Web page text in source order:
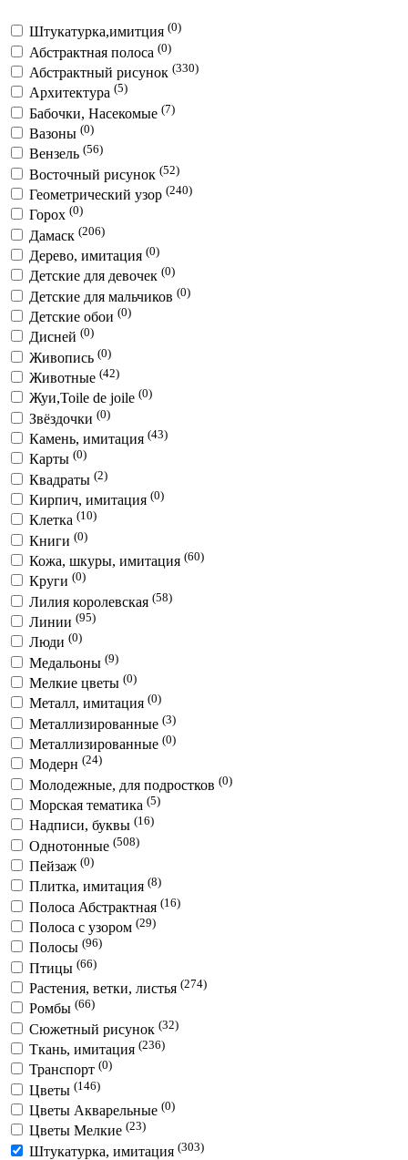
Штукатурка,имитция (0)
Абстрактная полоса (0)
Абстрактный рисунок (330)
Архитектура (5)
Бабочки, Насекомые (7)
Вазоны (0)
Вензель (56)
Восточный рисунок (52)
Геометрический узор (240)
Горох (0)
Дамаск (206)
Дерево, имитация (0)
Детские для девочек (0)
Детские для мальчиков (0)
Детские обои (0)
Дисней (0)
Живопись (0)
Животные (42)
Жуи,Toile de joile (0)
Звёздочки (0)
Камень, имитация (43)
Карты (0)
Квадраты (2)
Кирпич, имитация (0)
Клетка (10)
Книги (0)
Кожа, шкуры, имитация (60)
Круги (0)
Лилия королевская (58)
Линии (95)
Люди (0)
Медальоны (9)
Мелкие цветы (0)
Металл, имитация (0)
Металлизированные (3)
Металлизированные (0)
Модерн (24)
Молодежные, для подростков (0)
Морская тематика (5)
Надписи, буквы (16)
Однотонные (508)
Пейзаж (0)
Плитка, имитация (8)
Полоса Абстрактная (16)
Полоса с узором (29)
Полосы (96)
Птицы (66)
Растения, ветки, листья (274)
Ромбы (66)
Сюжетный рисунок (32)
Ткань, имитация (236)
Транспорт (0)
Цветы (146)
Цветы Акварельные (0)
Цветы Мелкие (23)
Штукатурка, имитация (303)